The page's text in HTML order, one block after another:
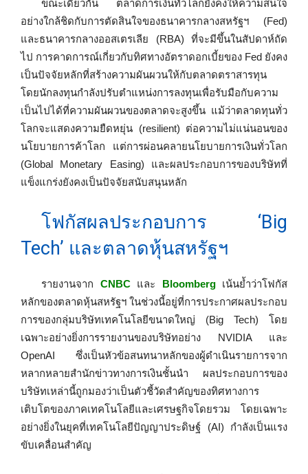
ขณะเดียวกัน ตลาดการเงินทั่วโลกยังคงให้ความสนใจ
อย่างใกล้ชิดกับการตัดสินใจของธนาคารกลางสหรัฐฯ (Fed)
และธนาคารกลางออสเตรเลีย (RBA) ที่จะมีขึ้นในสัปดาห์ถัด
ไป การคาดการณ์เกี่ยวกับทิศทางอัตราดอกเบี้ยของ Fed ยังคง
เป็นปัจจัยหลักที่สร้างความผันผวนให้กับตลาดตราสารทุน
โดยนักลงทุนกำลังปรับตำแหน่งการลงทุนเพื่อรับมือกับความ
เป็นไปได้ที่ความผันผวนของตลาดจะสูงขึ้น แม้ว่าตลาดทุนทั่ว
โลกจะแสดงความยืดหยุ่น (resilient) ต่อความไม่แน่นอนของ
นโยบายการค้าโลก แต่การผ่อนคลายนโยบายการเงินทั่วโลก
(Global Monetary Easing) และผลประกอบการของบริษัทที่
แข็งแกร่งยังคงเป็นปัจจัยสนับสนุนหลัก
โฟกัสผลประกอบการ ‘Big
Tech’ และตลาดหุ้นสหรัฐฯ
รายงานจาก CNBCและ Bloombergเน้นย้ำว่าโฟกัส
หลักของตลาดหุ้นสหรัฐฯ ในช่วงนี้อยู่ที่การประกาศผลประกอบ
การของกลุ่มบริษัทเทคโนโลยีขนาดใหญ่ (Big Tech) โดย
เฉพาะอย่างยิ่งการรายงานของบริษัทอย่าง NVIDIA และ
OpenAI ซึ่งเป็นหัวข้อสนทนาหลักของผู้ดำเนินรายการจาก
หลากหลายสำนักข่าวทางการเงินชั้นนำ ผลประกอบการของ
บริษัทเหล่านี้ถูกมองว่าเป็นตัวชี้วัดสำคัญของทิศทางการ
เติบโตของภาคเทคโนโลยีและเศรษฐกิจโดยรวม โดยเฉพาะ
อย่างยิ่งในยุคที่เทคโนโลยีปัญญาประดิษฐ์ (AI) กำลังเป็นแรง
ขับเคลื่อนสำคัญ